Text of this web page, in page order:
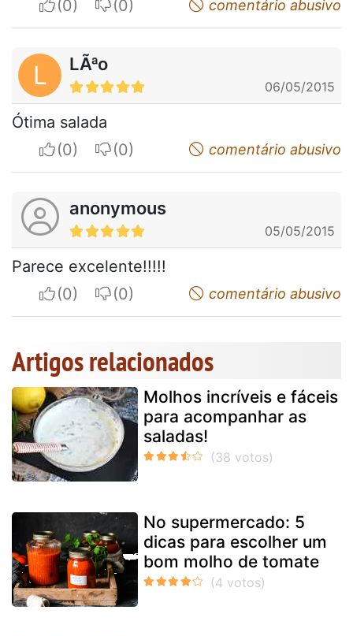
I apreciateI do not appreciatecomentário abusivo
L LÃªo
06/05/2015
Ótima salada
I apreciateI do not appreciatecomentário abusivo
anonymous
05/05/2015
Parece excelente!!!!!
I apreciateI do not appreciatecomentário abusivo
Artigos relacionados
Molhos incríveis e fáceis
para acompanhar as
saladas!
No supermercado: 5
dicas para escolher um
bom molho de tomate